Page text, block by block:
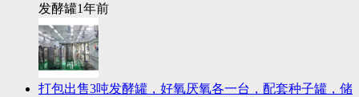
发酵罐1年前
打包出售3吨发酵罐，好氧厌氧各一台，配套种子罐，储